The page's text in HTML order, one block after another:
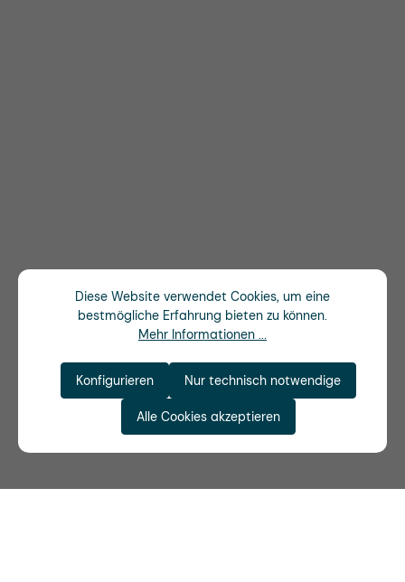
Diese Website verwendet Cookies, um eine
bestmögliche Erfahrung bieten zu können.
Mehr Informationen ...
Nur technisch notwendige
Konfigurieren
Alle Cookies akzeptieren